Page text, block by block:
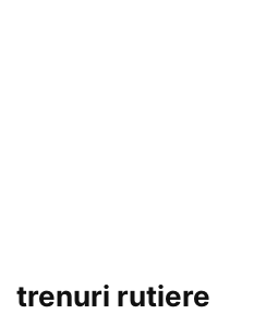
trenuri rutiere